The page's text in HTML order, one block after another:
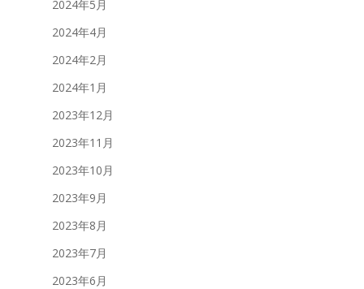
2024年5月
2024年4月
2024年2月
2024年1月
2023年12月
2023年11月
2023年10月
2023年9月
2023年8月
2023年7月
2023年6月